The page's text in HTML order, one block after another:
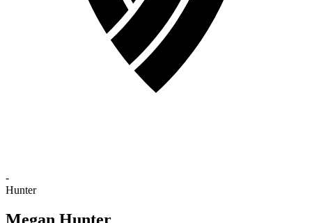
-
Hunter
Megan Hunter